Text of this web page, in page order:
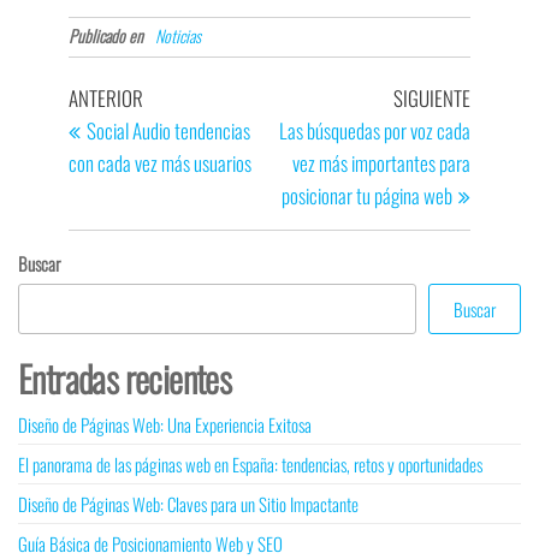
Publicado en Noticias
ANTERIOR
Social Audio tendencias
con cada vez más usuarios
SIGUIENTE
Las búsquedas por voz cada
vez más importantes para
posicionar tu página web
Buscar
Buscar
Entradas recientes
Diseño de Páginas Web: Una Experiencia Exitosa
El panorama de las páginas web en España: tendencias, retos y oportunidades
Diseño de Páginas Web: Claves para un Sitio Impactante
Guía Básica de Posicionamiento Web y SEO